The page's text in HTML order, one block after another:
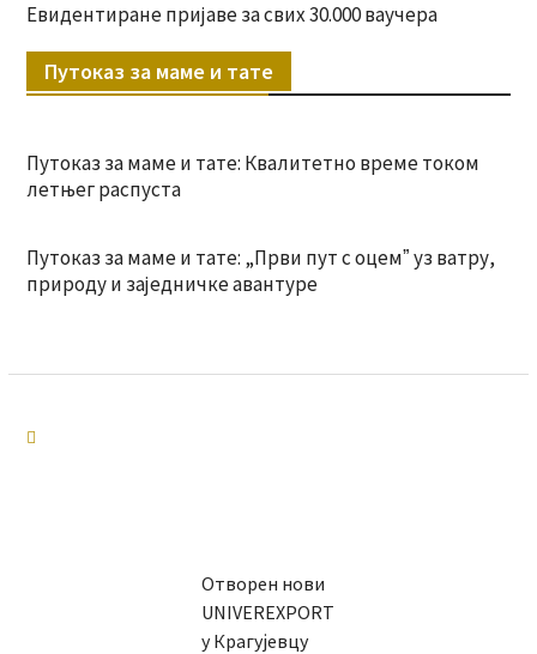
Евидентиране пријаве за свих 30.000 ваучера
Путоказ за маме и тате
Путоказ за маме и тате: Квалитетно време током
летњег распуста
Путоказ за маме и тате: „Први пут с оцемˮ уз ватру,
природу и заједничке авантуре
Отворен нови
UNIVEREXPORT
у Крагујевцу